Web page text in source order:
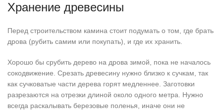
Хранение древесины
Перед строительством камина стоит подумать о том, где брать
дрова (рубить самим или покупать), и где их хранить.
Хорошо бы срубить дерево на дрова зимой, пока не началось
сокодвижение. Срезать древесину нужно близко к сучкам, так
как сучковатые части дерева горят медленнее. Заготовки
разрезаются на отрезки длиной около одного метра. Нужно
всегда раскалывать березовые поленья, иначе они не